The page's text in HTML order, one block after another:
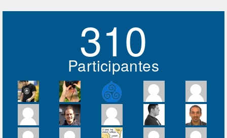
310
Participantes